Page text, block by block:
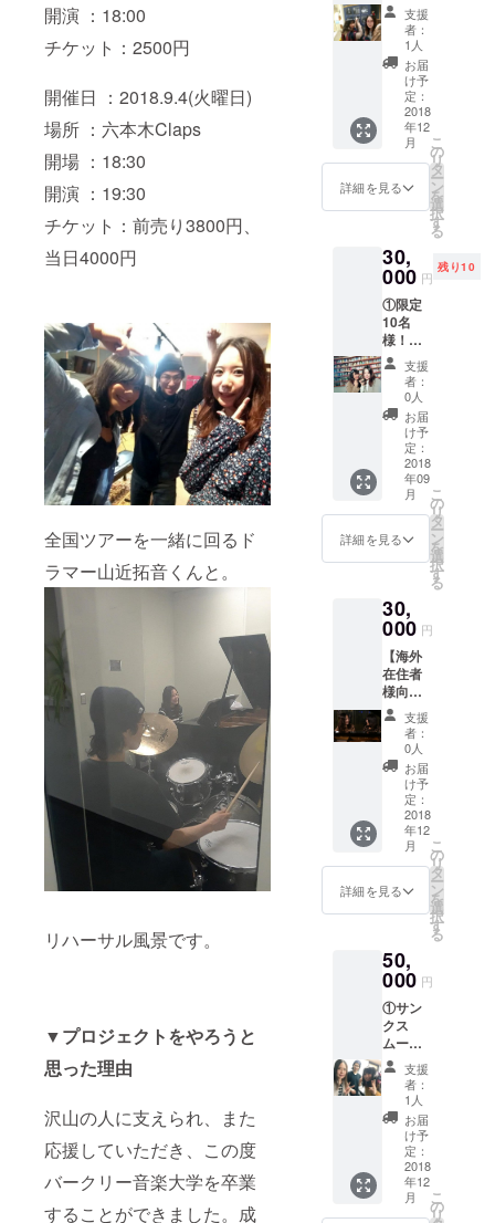
開演 ：18:00
チケット：2500円
開催日 ：2018.9.4(火曜日)
場所 ：六本木Claps
開場 ：18:30
開演 ：19:30
チケット：前売り3800円、
当日4000円
全国ツアーを一緒に回るド
ラマー山近拓音くんと。
リハーサル風景です。
▼プロジェクトをやろうと
思った理由
沢山の人に支えられ、また
応援していただき、この度
バークリー音楽大学を卒業
することができました。成
ンサートに
出演、その
他大学の模
範生徒にも
選ばれ、ピ
アノ科を代
表するなど
している。
ry Classical
Performance
賞（バーク
リー音楽大
学より）受
賞。
これまで、
クラシック
ピアノを高
木早苗、武
田真理、
Maxim
Lubarsky各
ズピアノを
アートブレ
イキージャ
ズメッセン
ジャーズの
ピアニスト
としても活
躍していた
Brackeenを
始め、タイ
Nando
Alain Mallet
の各氏に師
りま
す。）
ビーを
お届け
②Eiko
+ Eriko
のオリ
ジナル
曲と名
曲アレ
ンジが
収録さ
れたCD
をプレ
さらに
お名前
をクレ
ジット
しま
す。 (支
援時の
備考欄
にクレ
ジット
する際
のご希
望のお
名前を
ご記載
お願い
しま
支援
者：
1人
お届
け予
定：
2018
年12
月
詳細を見る
こ
の
リ
タ
ー
ン
を
選
択
す
る
30,
000 円
残り10
①限定
10名
様！！
プライ
ベート
ライブ
+懇親会
にご招
待!（ご
飲食込
みで
す！）
（日時
は2018
年9月8
京での
開催に
なりま
す。イ
ベント
につい
ての詳
細は
メール
にてお
送りし
ますの
で、必
ずメー
ルアド
レスの
ご記入
支援
者：
0人
お届
け予
定：
2018
年09
月
詳細を見る
こ
の
リ
タ
ー
ン
を
選
択
す
る
30,
000 円
【海外
在住者
様向
け】 ①
サンク
スムー
ビーを
お届け
②Eiko
+ Eriko
のオリ
ジナル
曲と名
曲アレ
ンジが
をプレ
ゼン
ト！！
さらに
お名前
をクレ
ジット
しま
す。 (支
援時の
備考欄
にクレ
ジット
する際
のご希
支援
者：
0人
お届
け予
定：
2018
年12
月
詳細を見る
こ
の
リ
タ
ー
ン
を
選
択
す
る
50,
000 円
①サン
クス
ムー
ビーを
お届け
しま
す。
②Eiko
+ Eriko
のオリ
ジナル
曲と名
支援
者：
1人
お届
け予
定：
2018
年12
月
こ
の
リ